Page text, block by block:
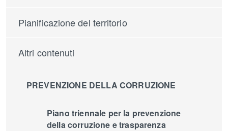
Pianificazione del territorio
Altri contenuti
PREVENZIONE DELLA CORRUZIONE
Piano triennale per la prevenzione
della corruzione e trasparenza